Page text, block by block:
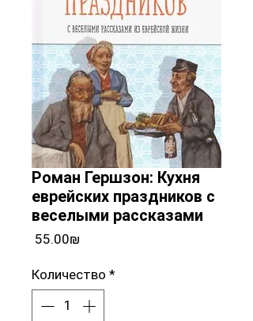
Роман Гершзон: Кухня
еврейских праздников с
веселыми рассказами
‏55.00 ‏₪
Количество *